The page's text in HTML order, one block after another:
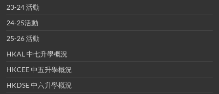
23-24 活動
24-25活動
25-26 活動
HKAL 中七升學概況
HKCEE 中五升學概況
HKDSE 中六升學概況